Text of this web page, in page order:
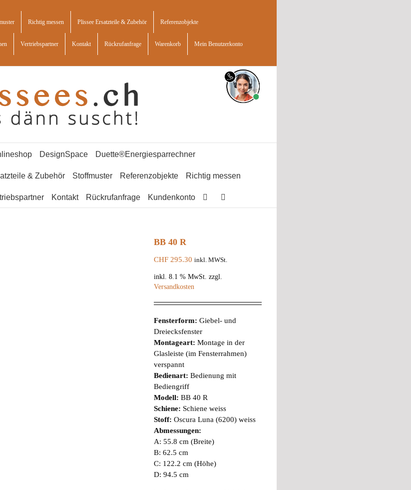
Richtig messen Plissee Ersatzteile & Zubehör Referenzobjekte
Vertriebspartner Kontakt Rückrufanfrage Warenkorb Mein Benutzerkonto
DesignSpace Duette®Energiesparrechner
& Zubehör Stoffmuster Referenzobjekte Richtig messen
Kontakt Rückrufanfrage Kundenkonto
BB 40 R
CHF295.30 inkl. MWSt.
inkl. 8.1 % MwSt. zzgl.
Versandkosten
Fensterform: Giebel- und
Dreiecksfenster
Montageart: Montage in der
Glasleiste (im Fensterrahmen)
verspannt
Bedienart: Bedienung mit
Bediengriff
Modell: BB 40 R
Schiene: Schiene weiss
Stoff: Oscura Luna (6200) weiss
Abmessungen:
A: 55.8 cm (Breite)
B: 62.5 cm
C: 122.2 cm (Höhe)
D: 94.5 cm